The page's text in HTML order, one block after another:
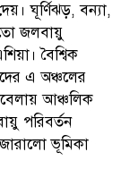
ঘূর্ণিঝড়, বন্যা,
জলবায়ু
বৈশ্বিক
এ অঞ্চলের
আঞ্চলিক
পরিবর্তন
ভূমিকা